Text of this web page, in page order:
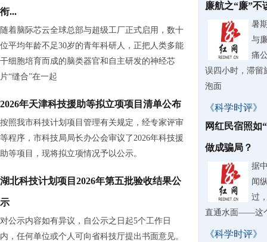
衔...
随着脑际芯云全球总部与超级工厂正式启用，数十
位平均年龄不足30岁的青年科研人，正把人类多能
干细胞培育而成的脑类器官和自主研发的神经芯
片“缝合”在一起
2026年天津科技援助等拟立项项目清单公布
按照我市科技计划项目管理有关规定，经专家评审
等程序，市科技局局长办公会审议了2026年科技援
助等项目，现将拟立项情况予以公示。
湖北科技计划项目2026年第五批验收结果公
示
对公示内容如有异议，自公示之日起5个工作日
内，任何单位或个人可向省科技厅提出书面意见。
廉航之“廉”不
暑
与
痛
误四小时，滞留
泡面
《科学时评》
网红民宿照如
做成骗局？
据
闻
过
直通水面——这
《科学时评》